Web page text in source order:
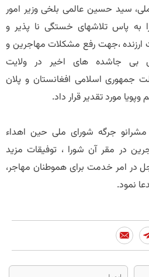
سید حسین عالمی بلخی وزیر امور
به پاس تلاشهای خستگی نا پذیر و
ارزنده ،جهت رفع مشکلات مهاجرین و
جاشده های اخیر در ولایت
جمهوری اسلامی افغانستان و پلان
جرگه شورای ملی حین اهداء
در مقر آن شورا ، توفیقات مزید
در امر خدمت برای هموطنان مهاجر،
نمود.